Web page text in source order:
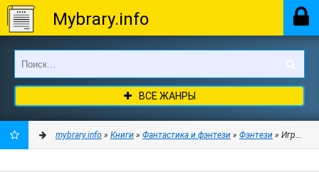
Mybrary.info
ВСЕ ЖАНРЫ
mybrary.info » Книги » Фантастика и фэнтези » Фэнтези » Игрушка